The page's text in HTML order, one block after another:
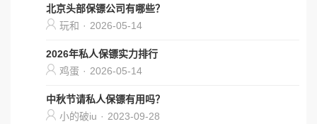
北京头部保镖公司有哪些？
玩和 · 2026-05-14
2026年私人保镖实力排行
鸡蛋 · 2026-05-14
中秋节请私人保镖有用吗？
小的破iu · 2023-09-28